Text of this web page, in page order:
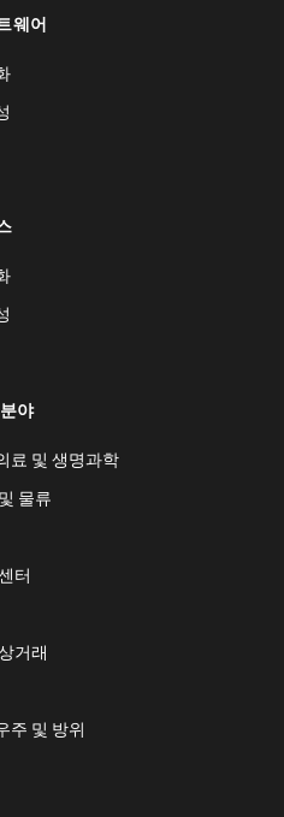
웨어
야
료 및 생명과학
물류
터
거래
주 및 방위